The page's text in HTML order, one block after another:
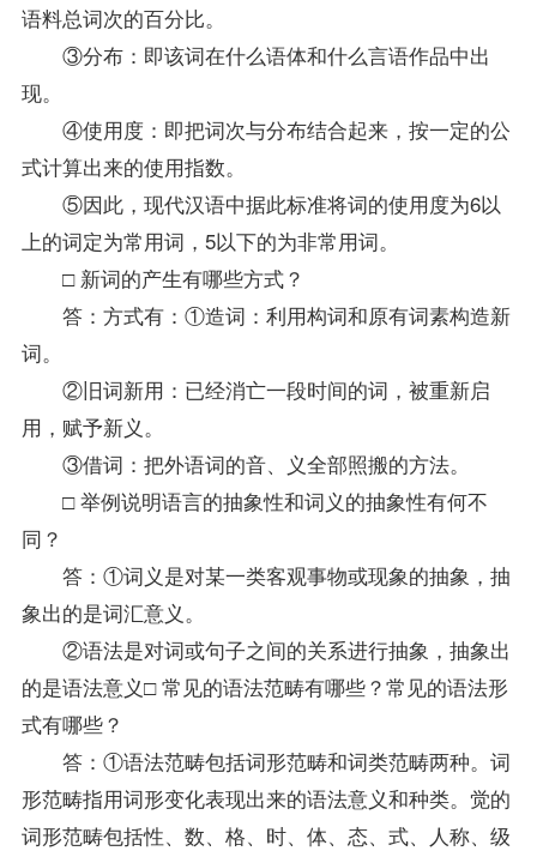
语料总词次的百分比。
③分布：即该词在什么语体和什么言语作品中出
现。
④使用度：即把词次与分布结合起来，按一定的公
式计算出来的使用指数。
⑤因此， 现代汉语中据此标准将词的使用度为6以
上的词定为常用词，5以下的为非常用词。
□ 新词的产生有哪些方式？
答：方式有：①造词：利用构词和原有词素构造新
词。
②旧词新用：已经消亡一段时间的词，被重新启
用，赋予新义。
③借词：把外语词的音、义全部照搬的方法。
□ 举例说明语言的抽象性和词义的抽象性有何不
同？
答：①词义是对某一类客观事物或现象的抽象，抽
象出的是词汇意义。
②语法是对词或句子之间的关系进行抽象，抽象出
的是语法意义□ 常见的语法范畴有哪些？常见的语法形
式有哪些？
答：①语法范畴包括词形范畴和词类范畴两种。词
形范畴指用词形变化表现出来的语法意义和种类。觉的
词形范畴包括性、数、格、时、体、态、式、人称、级